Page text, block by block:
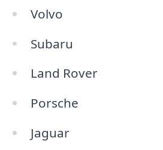
Volvo
Subaru
Land Rover
Porsche
Jaguar